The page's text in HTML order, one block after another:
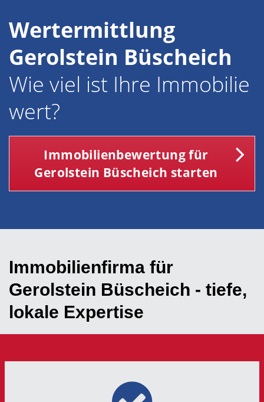
Wertermittlung
Gerolstein Büscheich
Wie viel ist Ihre Immobilie
wert?
Immobilienbewertung für
Gerolstein Büscheich starten
Immobilienfirma für
Gerolstein Büscheich - tiefe,
lokale Expertise